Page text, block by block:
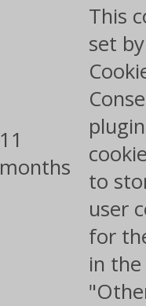
11
months
This
set
to
user
for
in